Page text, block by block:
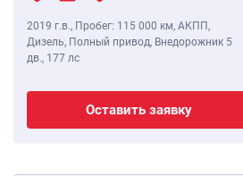
2019 г.в., Пробег: 115 000 км, АКПП,
Дизель, Полный привод, Внедорожник 5
дв., 177 лс
Оставить заявку